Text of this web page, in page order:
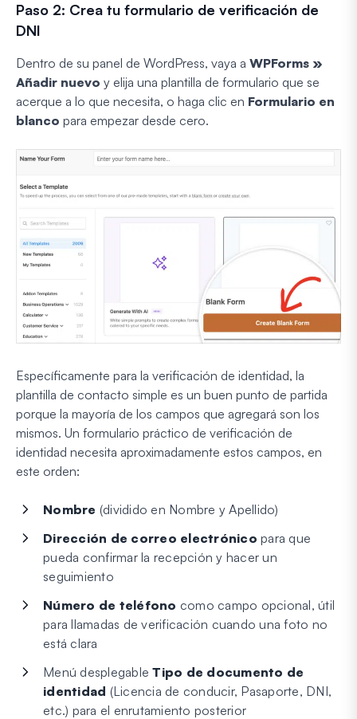
Paso 2: Crea tu formulario de verificación de
DNI
Dentro de su panel de WordPress, vaya a WPForms »
Añadir nuevo y elija una plantilla de formulario que se
acerque a lo que necesita, o haga clic en Formulario en
blanco para empezar desde cero.
Específicamente para la verificación de identidad, la
plantilla de contacto simple es un buen punto de partida
porque la mayoría de los campos que agregará son los
mismos. Un formulario práctico de verificación de
identidad necesita aproximadamente estos campos, en
este orden:
Nombre (dividido en Nombre y Apellido)
Dirección de correo electrónico para que
pueda confirmar la recepción y hacer un
seguimiento
Número de teléfono como campo opcional, útil
para llamadas de verificación cuando una foto no
está clara
Menú desplegableTipo de documento de
identidad (Licencia de conducir, Pasaporte, DNI,
etc.) para el enrutamiento posterior